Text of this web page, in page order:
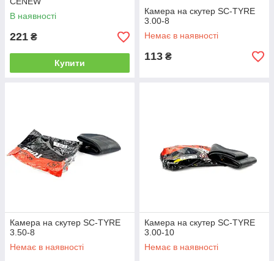
В наявності
221 ₴
Купити
Камера на скутер SC-TYRE
3.00-8
Немає в наявності
113 ₴
Камера на скутер SC-TYRE
3.50-8
Немає в наявності
Камера на скутер SC-TYRE
3.00-10
Немає в наявності